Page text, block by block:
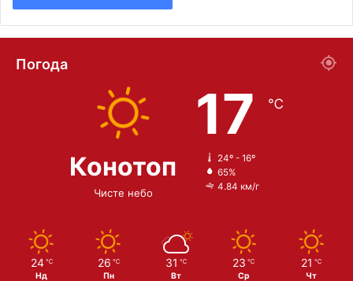
Погода
Конотоп
Чисте небо
17 ℃
24º - 16º
65%
4.84 км/г
24 ℃
Нд
26 ℃
Пн
31 ℃
Вт
23 ℃
Ср
21 ℃
Чт